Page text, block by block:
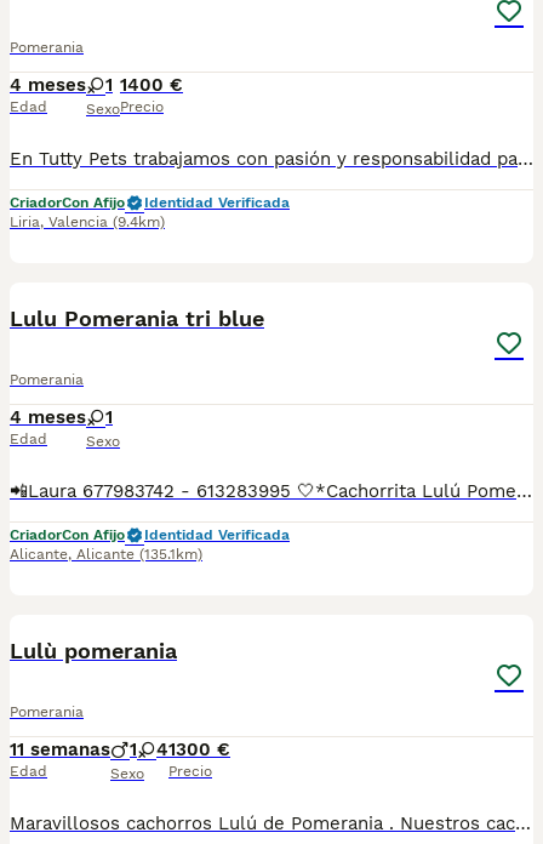
Pomerania
4 meses
Edad
1
Sexo
1400 €
Precio
En Tutty Pets trabajamos con pasión y responsabilidad para ofrecerte compañeros de vida sanos, equilibrados y con todas las garantías. Te garantizamos: ✅ Vacunas correspondientes a su edad. ✅ Cartilla veterinaria. ✅ Desparasitación interna y externa. ✅ Pasaporte y microchip. ✅ Garantías víricas y congénitas. ✅ Contrato de compraventa sellado por la empresa. ✅ Envíos a toda la península (según kilometraje). ✅ Financiación a medida de 6 a 48 meses, con y sin intereses. 💕 Listo para encontrar una familia que le quiera para toda la vida. 📩 Solicita más información sin compromiso. 🐶 Tutty Pets, donde nacen grandes compañeros.
CriadorCon Afijo
Identidad Verificada
Liria, Valencia (9.4km)
Lulu Pomerania tri blue
Pomerania
4 meses
Edad
1
Sexo
📲Laura 677983742 - 613283995 🤍*Cachorrita Lulú Pomerania toy triblue*🤍 ¿Buscas un nuevo compañero para tu hogar? ❤️ Tenemos preciosos cachorros listos para encontrar una familia responsable. ✅ Vacunados ✅ Desparasitados ✅ Cartilla sanitaria ✅ Garantías incluidas ✅ Máxima atención y cuidado Se hacen envíos a toda España: Andalucía: Almería, Cádiz, Córdoba, Granada, Huelva, Jaén, Málaga, Sevilla.Aragón: Huesca, Teruel, Zaragoza.Asturias: Oviedo.Baleares: Palma.Canarias: Las Palmas de Gran Canaria, Santa Cruz de Tenerife.Cantabria: Santander.Castilla-La Mancha: Albacete, Ciudad Real, Cuenca, Guadalajara, Toledo.Castilla y León: Ávila, Burgos, León, Palencia, Salamanca, Segovia, Soria, Valladolid, Zamora.Cataluña: Barcelona, Gerona (Girona), Lérida (Lleida), Tarragona.Comunidad Valenciana: Alicante, Castellón de la Plana, Valencia.Extremadura: Badajoz, Cáceres.Galicia: La Coruña (A Coruña), Lugo, Orense (Ourense), Pontevedra.La Rioja: Logroño.Madrid: Madrid.Murcia: Murcia.Navarra: Pamplona.País Vasco: Bilbao (Vizcaya), San Sebastián (Guipúzcoa), Vitoria (Álava). 🐾 Cachorros sanos, sociables y criados con mucho cariño. 📲 ¡Pregunta sin compromiso por disponibilidad, fotos y precios por mensaje privado!
CriadorCon Afijo
Identidad Verificada
Alicante, Alicante (135.1km)
Lulù pomerania
Pomerania
11 semanas
Edad
1 4
Sexo
1300 €
Precio
Maravillosos cachorros Lulú de Pomerania . Nuestros cachorros crecen y viven juntos a nosotros . Tienen muy buen carácter.